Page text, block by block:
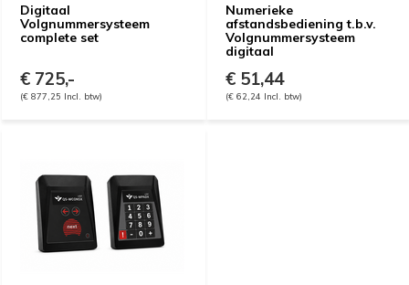
Digitaal
Volgnummersysteem
complete set
€ 725,-
(€ 877,25 Incl. btw)
Numerieke
afstandsbediening t.b.v.
Volgnummersysteem
digitaal
€ 51,44
(€ 62,24 Incl. btw)